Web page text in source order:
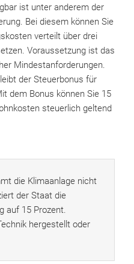
ist unter anderem der
Bei diesem können Sie
verteilt über drei
Voraussetzung ist das
Mindestanforderungen.
der Steuerbonus für
dem Bonus können Sie 15
steuerlich geltend
die Klimaanlage nicht
der Staat die
auf 15 Prozent.
hergestellt oder